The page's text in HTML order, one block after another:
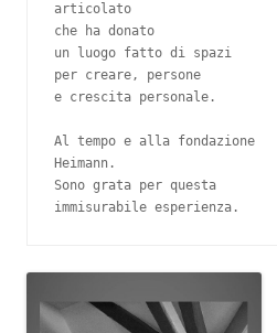
articolato
che ha donato
un luogo fatto di spazi
per creare, persone
e crescita personale.
Al tempo e alla fondazione
Heimann.
Sono grata per questa
immisurabile esperienza.